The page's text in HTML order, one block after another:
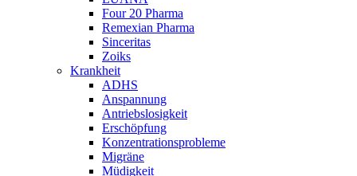
Four 20 Pharma
Remexian Pharma
Sinceritas
Zoiks
Krankheit
ADHS
Anspannung
Antriebslosigkeit
Erschöpfung
Konzentrationsprobleme
Migräne
Müdigkeit